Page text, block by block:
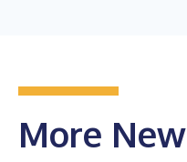
More